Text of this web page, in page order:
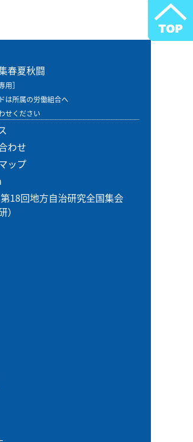
春夏秋闘
用］
は所属の労働組合へ
せください
わせ
ップ
18回地方自治研究全国集会
）